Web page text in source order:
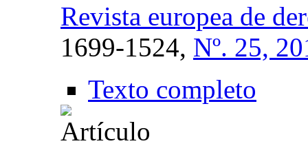
Revista europea de
1699-1524, Nº. 25,
Texto completo